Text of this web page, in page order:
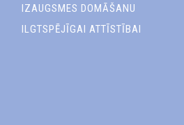
IZAUGSMES DOMĀŠANU
ILGTSPĒJĪGAI ATTĪSTĪBAI